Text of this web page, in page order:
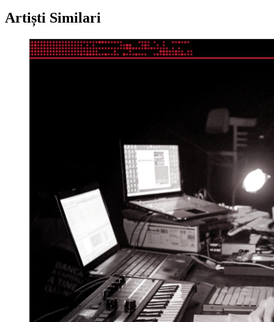
Artiști Similari